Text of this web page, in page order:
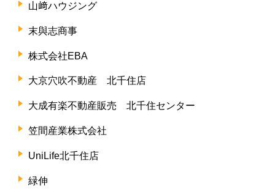
山﨑ハウジング
末與志商事
株式会社EBA
大京穴吹不動産 北千住店
大成有楽不動産販売 北千住センター
笠間産業株式会社
UniLife北千住店
緑伸